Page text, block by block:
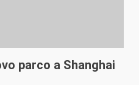
parco a Shanghai